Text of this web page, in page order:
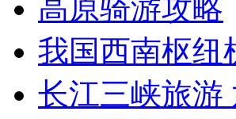
高原骑游攻略
我国西南枢纽
长江三峡旅游